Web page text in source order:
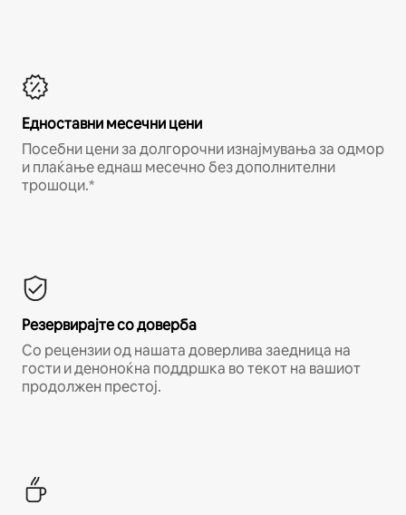
Едноставни месечни цени
Посебни цени за долгорочни изнајмувања за одмор
и плаќање еднаш месечно без дополнителни
трошоци.*
Резервирајте со доверба
Со рецензии од нашата доверлива заедница на
гости и деноноќна поддршка во текот на вашиот
продолжен престој.